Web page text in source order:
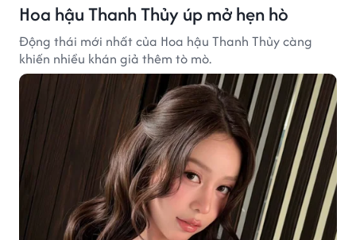
Hoa hậu Thanh Thủy úp mở hẹn hò
Động thái mới nhất của Hoa hậu Thanh Thủy càng
khiến nhiều khán giả thêm tò mò.